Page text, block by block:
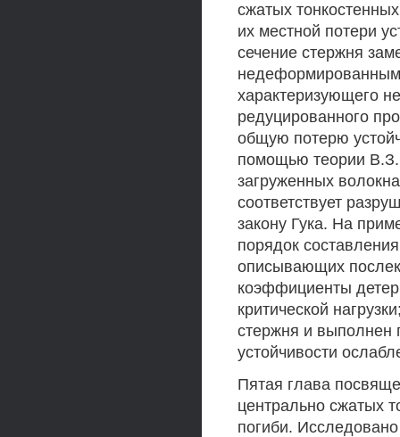
сжатых
их местной потери
сечение стержня
характеризующего
редуцированного
общую потерю
помощью теории В.З.
загруженных
соответствует
закону Гука. На
порядок
описывающих
коэффициенты
критической
стержня и выполнен
устойчивости
Пятая глава
центрально сжатых
погиби.